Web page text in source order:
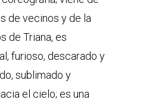
de vecinos y de la
de Triana, es
furioso, descarado y
sublimado y
el cielo; es una